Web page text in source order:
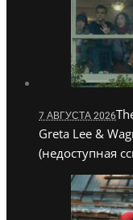
7 АВГУСТА 2026
Greta Lee &
(недоступная